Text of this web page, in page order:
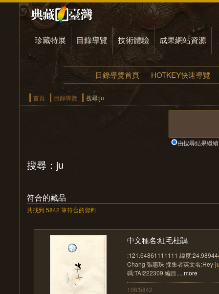
珍藏特展 目錄導覽 技術體驗 成果網站資源
目錄導覽首頁 HOTKEY快速導覽
首頁 目錄導覽 搜尋:ju
由搜尋結果繼續
搜尋：ju
符合的藏品
共找到 5842 筆符合的資料
中文種名:紅毛杜鵑
:121.64861111111 緯度
Chang 張惠珠 採集者英文名:Hey-
碼:TAI222309 編目.....more
106/5842